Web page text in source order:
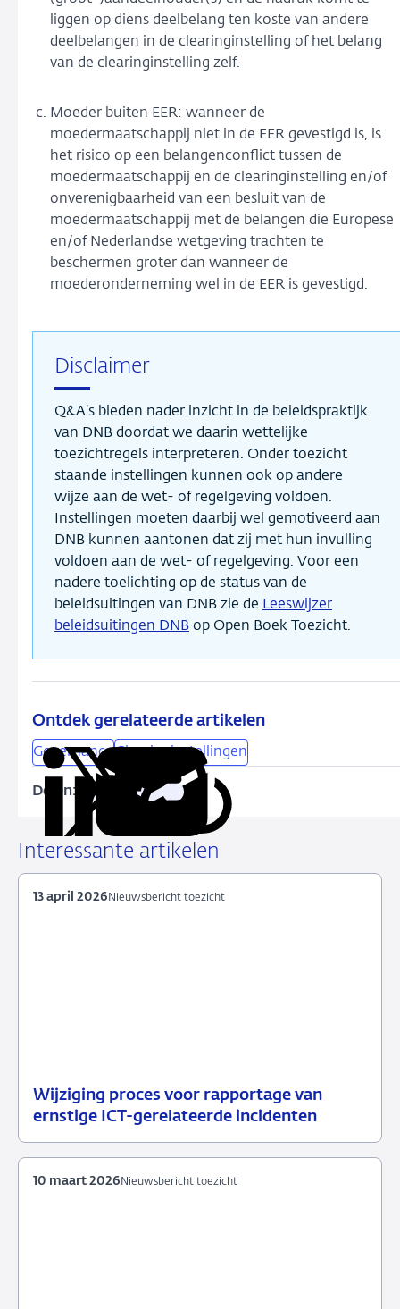
liggen op diens deelbelang ten koste van andere
deelbelangen in de clearinginstelling of het belang
van de clearinginstelling zelf.
Moeder buiten EER: wanneer de
moedermaatschappij niet in de EER gevestigd is, is
het risico op een belangenconflict tussen de
moedermaatschappij en de clearinginstelling en/of
onverenigbaarheid van een besluit van de
moedermaatschappij met de belangen die Europese
en/of Nederlandse wetgeving trachten te
beschermen groter dan wanneer de
moederonderneming wel in de EER is gevestigd.
Disclaimer
Q&A’s bieden nader inzicht in de beleidspraktijk
van DNB doordat we daarin wettelijke
toezichtregels interpreteren. Onder toezicht
staande instellingen kunnen ook op andere
wijze aan de wet- of regelgeving voldoen.
Instellingen moeten daarbij wel gemotiveerd aan
DNB kunnen aantonen dat zij met hun invulling
voldoen aan de wet- of regelgeving. Voor een
nadere toelichting op de status van de
beleidsuitingen van DNB zie de Leeswijzer
beleidsuitingen DNB op Open Boek Toezicht.
Ontdek gerelateerde artikelen
Governance Clearinginstellingen
Delen:
Deel
LinkedIn
via
X
Deel
Facebook
Deel
e-
Kopieer
Interessante artikelen
Wijziging proces voor rapportage van
ernstige ICT-gerelateerde incidenten
13
Nieuwsbericht
Nieuwsbericht toezicht
13 april 2026
Nieuwsbericht toezicht
10 maart 2026